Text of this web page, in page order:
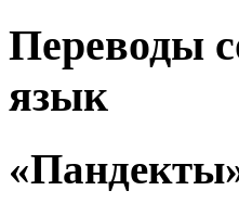
Переводы
язык